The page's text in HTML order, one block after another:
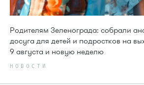
Родителям Зеленограда: собрали
досуга для детей и подростков на
9 августа и новую неделю
НОВОСТИ